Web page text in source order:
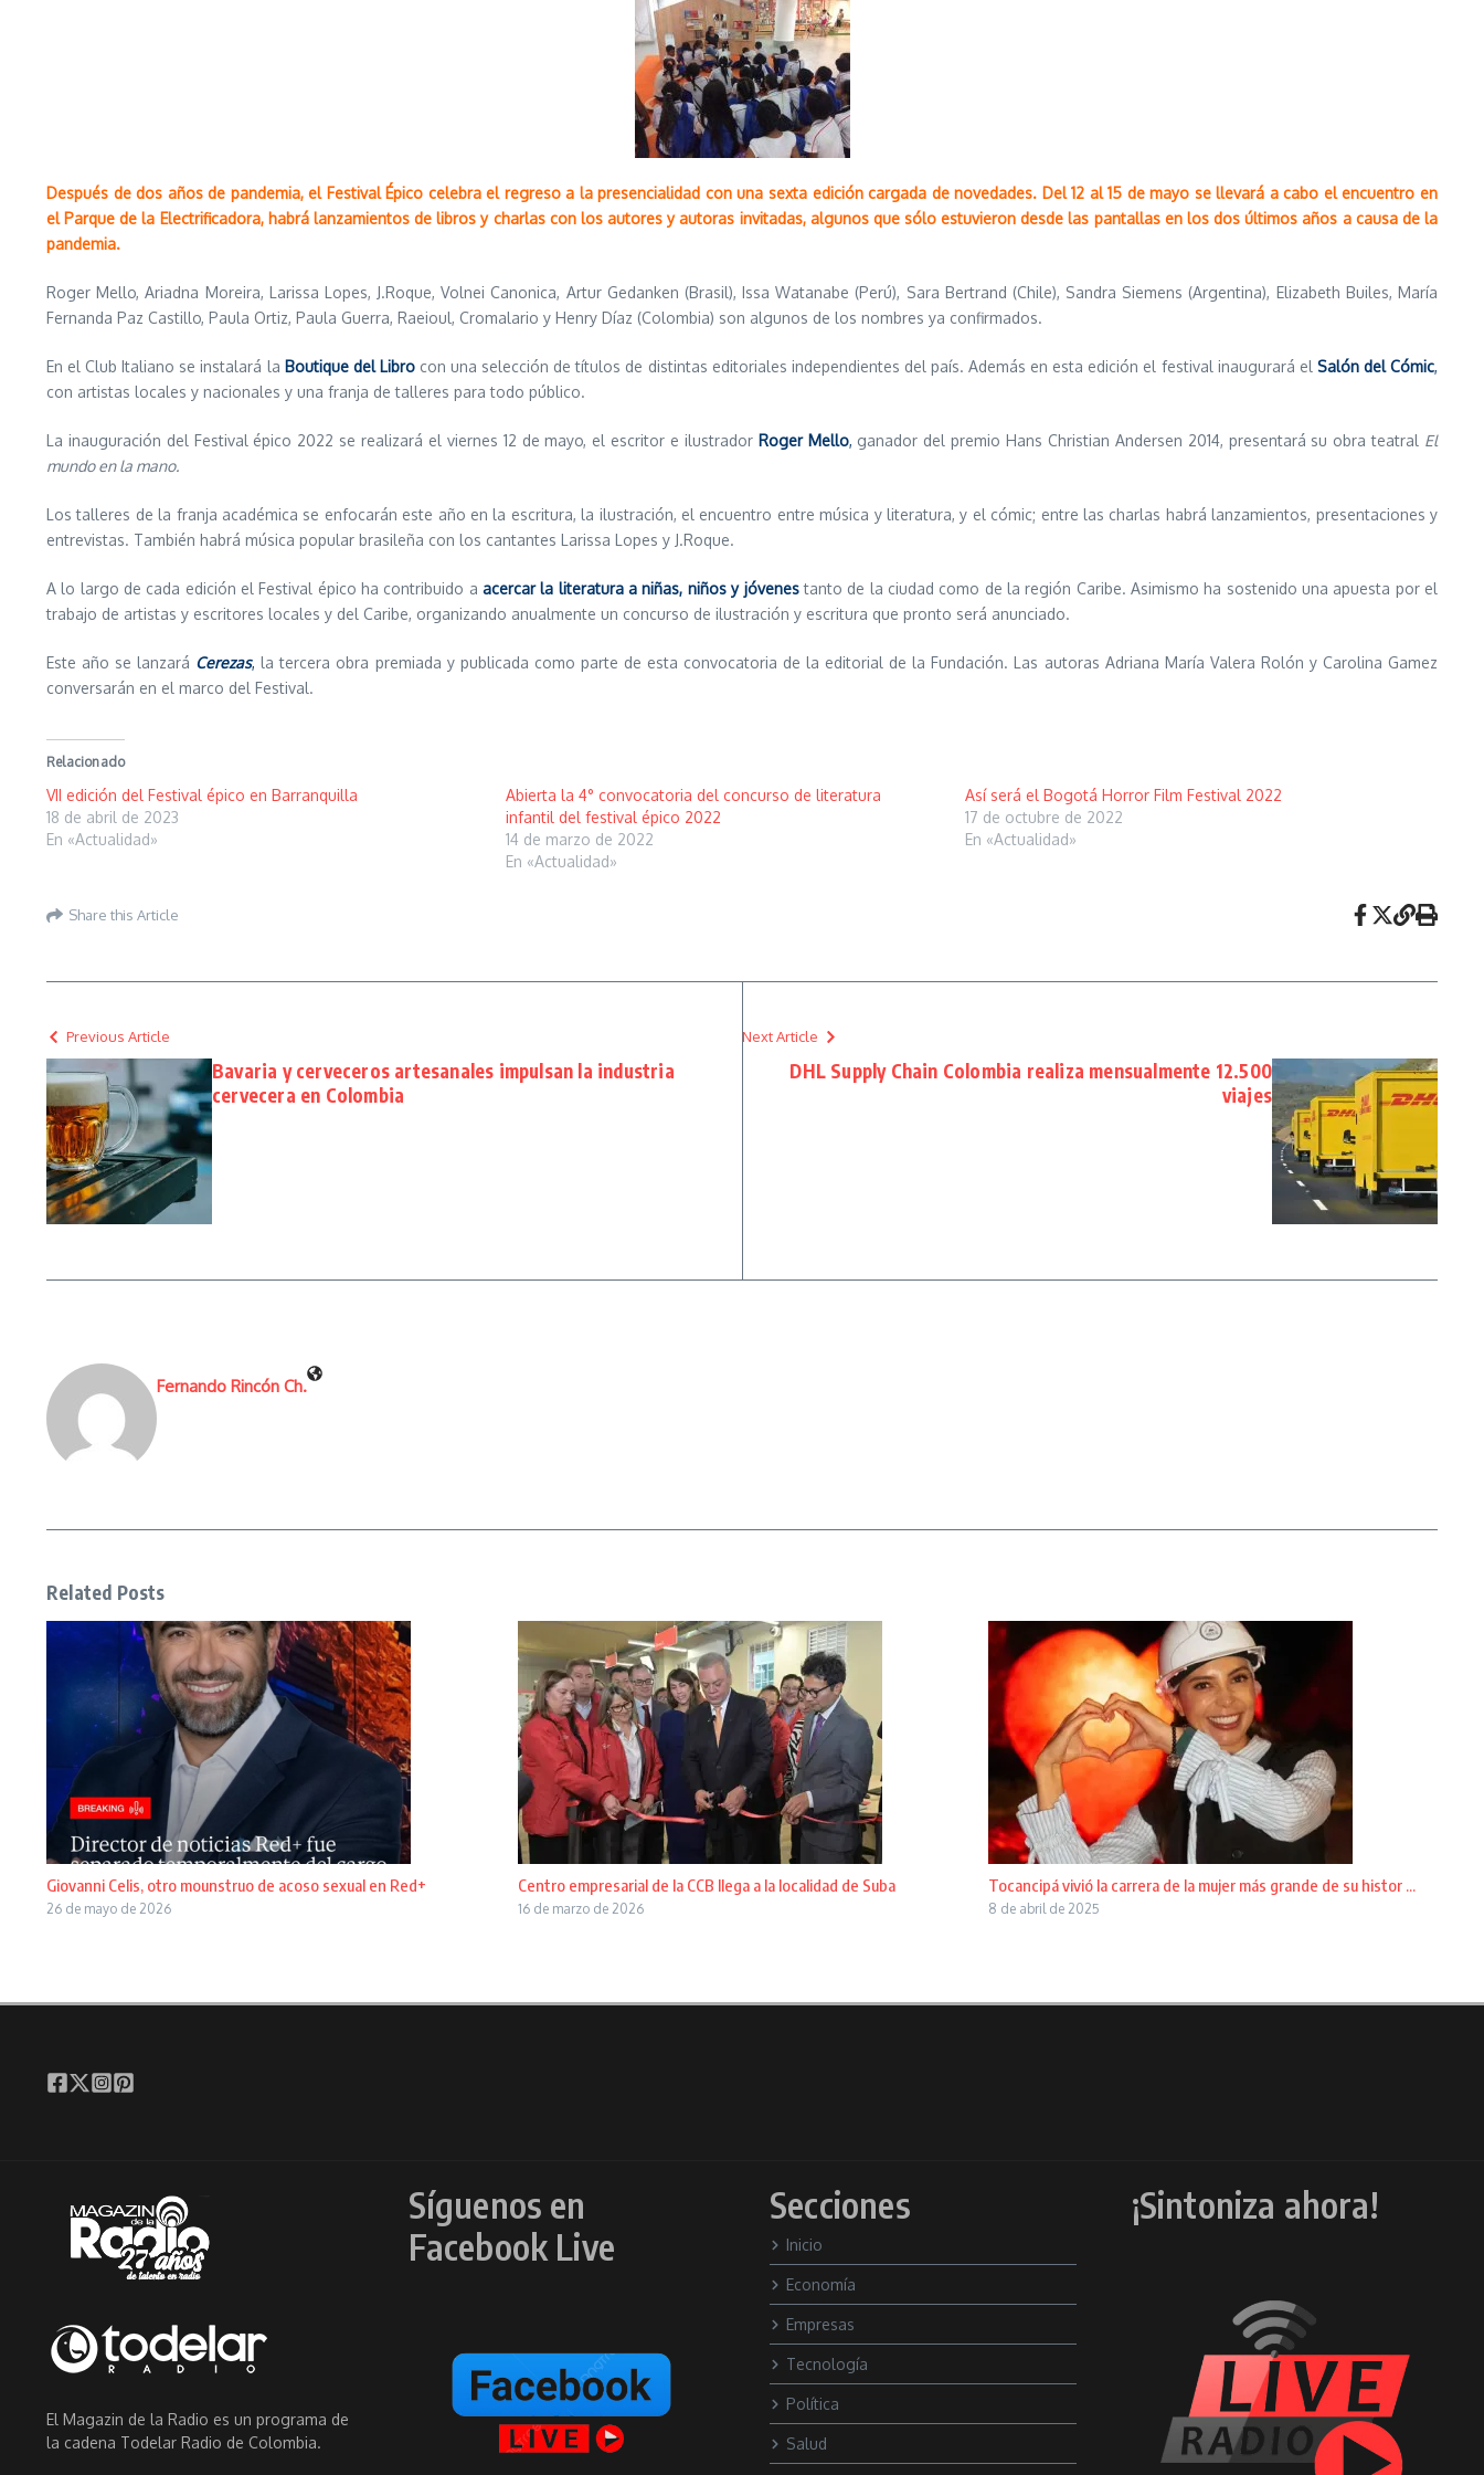
Después de dos años de pandemia, el Festival Épico celebra el regreso a la presencialidad con una sexta edición cargada de novedades. Del 12 al 15 de mayo se llevará a cabo el encuentro en
el Parque de la Electrificadora, habrá lanzamientos de libros y charlas con los autores y autoras invitadas, algunos que sólo estuvieron desde las pantallas en los dos últimos años a causa de la
pandemia.
Roger Mello, Ariadna Moreira, Larissa Lopes, J.Roque, Volnei Canonica, Artur Gedanken (Brasil), Issa Watanabe (Perú), Sara Bertrand (Chile), Sandra Siemens (Argentina), Elizabeth Builes, María
Fernanda Paz Castillo, Paula Ortiz, Paula Guerra, Raeioul, Cromalario y Henry Díaz (Colombia) son algunos de los nombres ya confirmados.
En el Club Italiano se instalará la Boutique del Libro con una selección de títulos de distintas editoriales independientes del país. Además en esta edición el festival inaugurará el Salón del Cómic,
con artistas locales y nacionales y una franja de talleres para todo público.
La inauguración del Festival épico 2022 se realizará el viernes 12 de mayo, el escritor e ilustrador Roger Mello, ganador del premio Hans Christian Andersen 2014, presentará su obra teatral El
mundo en la mano.
Los talleres de la franja académica se enfocarán este año en la escritura, la ilustración, el encuentro entre música y literatura, y el cómic; entre las charlas habrá lanzamientos, presentaciones y
entrevistas. También habrá música popular brasileña con los cantantes Larissa Lopes y J.Roque.
A lo largo de cada edición el Festival épico ha contribuido a acercar la literatura a niñas, niños y jóvenes tanto de la ciudad como de la región Caribe. Asimismo ha sostenido una apuesta por el
trabajo de artistas y escritores locales y del Caribe, organizando anualmente un concurso de ilustración y escritura que pronto será anunciado.
Este año se lanzará Cerezas, la tercera obra premiada y publicada como parte de esta convocatoria de la editorial de la Fundación. Las autoras Adriana María Valera Rolón y Carolina Gamez
conversarán en el marco del Festival.
Relacionado
VII edición del Festival épico en Barranquilla
18 de abril de 2023
En «Actualidad»
Abierta la 4° convocatoria del concurso de literatura
infantil del festival épico 2022
14 de marzo de 2022
En «Actualidad»
Así será el Bogotá Horror Film Festival 2022
17 de octubre de 2022
En «Actualidad»
Share this Article
Previous Article
Bavaria y cerveceros artesanales impulsan la industria
cervecera en Colombia
Next Article
DHL Supply Chain Colombia realiza mensualmente 12.500
viajes
Fernando Rincón Ch.
Related Posts
Giovanni Celis, otro mounstruo de acoso sexual en Red+
26 de mayo de 2026
Centro empresarial de la CCB llega a la localidad de Suba
16 de marzo de 2026
Tocancipá vivió la carrera de la mujer más grande de su histor ...
8 de abril de 2025
El Magazin de la Radio es un programa de
la cadena Todelar Radio de Colombia.
Síguenos en
Facebook Live
Secciones
Inicio
Economía
Empresas
Tecnología
Política
Salud
¡Sintoniza ahora!